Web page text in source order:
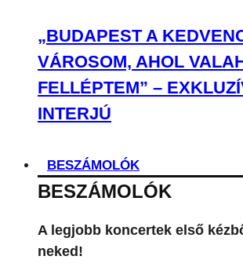
„BUDAPEST A
VÁROSOM, AHOL
FELLÉPTEM” –
INTERJÚ
BESZÁMOLÓK
BESZÁMOLÓK
A legjobb koncertek első
neked!